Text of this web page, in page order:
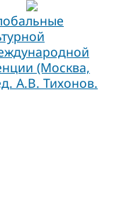
(Москва,
А.В. Тихонов.